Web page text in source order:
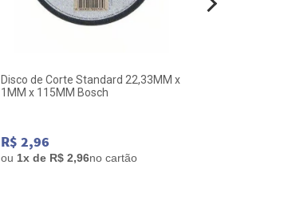
Disco de Corte Standard 22,33MM x
1MM x 115MM Bosch
R$ 2,96
ou 1x de R$ 2,96no cartão